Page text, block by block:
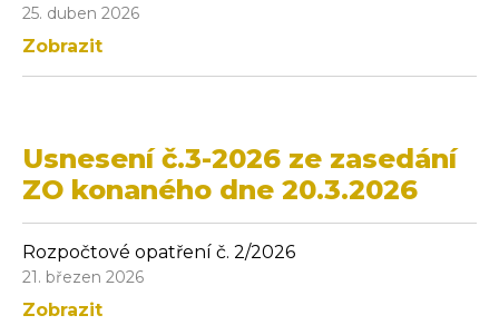
25. duben 2026
Zobrazit
Usnesení č.3-2026 ze zasedání
ZO konaného dne 20.3.2026
Rozpočtové opatření č. 2/2026
21. březen 2026
Zobrazit